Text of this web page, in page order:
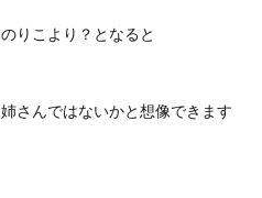
りこより？となると
さんではないかと想像できます